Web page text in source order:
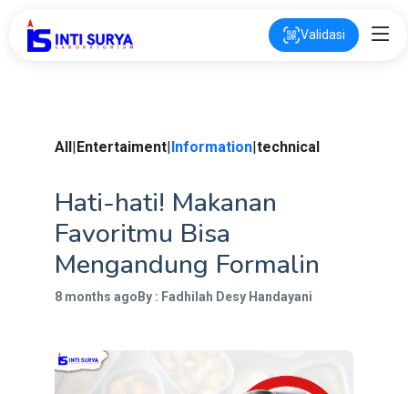
Validasi
All|Entertaiment|Information|technical
Hati-hati! Makanan
Favoritmu Bisa
Mengandung Formalin
8 months ago By : Fadhilah Desy Handayani